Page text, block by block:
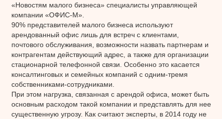
«Новостям малого бизнеса» специалисты управляющей
компании «ОФИС-М».
90% представителей малого бизнеса используют
арендованный офис лишь для встреч с клиентами,
почтового обслуживания, возможности назвать партнерам и
контрагентам действующий адрес, а также для организации
стационарной телефонной связи. Особенно это касается
консалтинговых и семейных компаний с одним-тремя
собственниками-сотрудниками.
При этом нагрузка, связанная с арендой офиса, может быть
основным расходом такой компании и представлять для нее
существенную угрозу. Как считают эксперты, в 2014 году не